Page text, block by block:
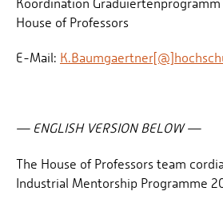
Koordination
House of Professors
E-Mail:
— ENGLISH VERSION BELOW —
The House of Professors team
Industrial Mentorship Programme